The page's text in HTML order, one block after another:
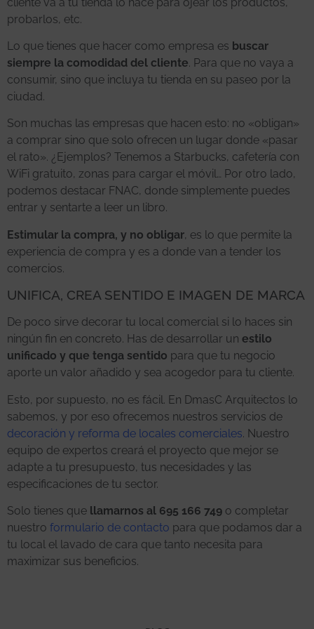
probarlos, etc.
Lo que tienes que hacer como empresa es buscar
siempre la comodidad del cliente. Para que no vaya a
consumir, sino que incluya tu tienda en su paseo por la
ciudad.
Son muchas las empresas que hacen esto: no «obligan»
a comprar sino que solo ofrecen un lugar donde «pasar
el rato». ¿Ejemplos? Tenemos a Starbucks, cafetería con
WiFi gratuito, zonas para cargar el móvil… Por otro lado,
podemos destacar FNAC, donde simplemente puedes
entrar y sentarte a leer un libro.
Estimular la compra, y no obligar, es lo que permite la
experiencia de compra y es a donde van a tender los
comercios.
UNIFICA, CREA SENTIDO E IMAGEN DE MARCA
De poco sirve decorar tu local comercial si lo haces sin
ningún fin en concreto. Has de desarrollar un estilo
unificado y que tenga sentido para que tu negocio
aporte un valor añadido y sea acogedor para tu cliente.
Esto, por supuesto, no es fácil. En DmasC Arquitectos lo
sabemos, y por eso ofrecemos nuestros servicios de
decoración y reforma de locales comerciales. Nuestro
equipo de expertos creará el proyecto que mejor se
adapte a tu presupuesto, tus necesidades y las
especificaciones de tu sector.
Solo tienes que llamarnos al 695 166 749 o completar
nuestro formulario de contacto para que podamos dar a
tu local el lavado de cara que tanto necesita para
maximizar sus beneficios.